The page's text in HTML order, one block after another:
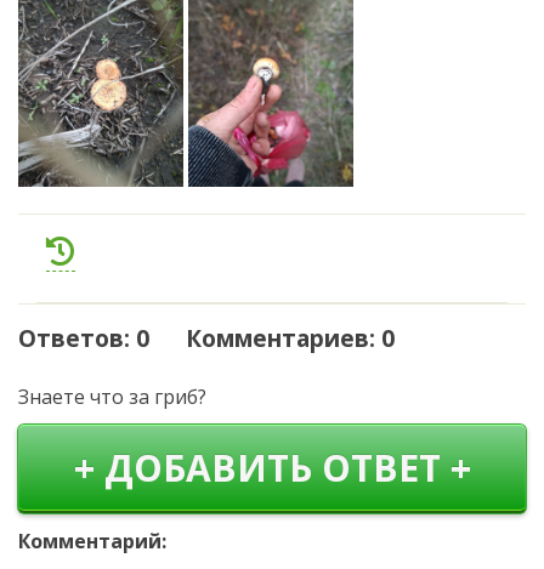
Ответов: 0 Комментариев: 0
Знаете что за гриб?
+ ДОБАВИТЬ ОТВЕТ +
Комментарий: